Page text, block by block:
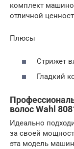
комплект
отличной
Плюсы
Стрижет
Гладкий
волос Wahl
Идеально
за своей
эта модель